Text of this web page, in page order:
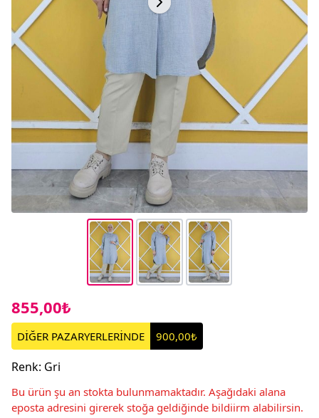
855,00₺
DİĞER PAZARYERLERİNDE 900,00₺
Renk: Gri
Bu ürün şu an stokta bulunmamaktadır. Aşağıdaki alana
eposta adresini girerek stoğa geldiğinde bildiirm alabilirsin.